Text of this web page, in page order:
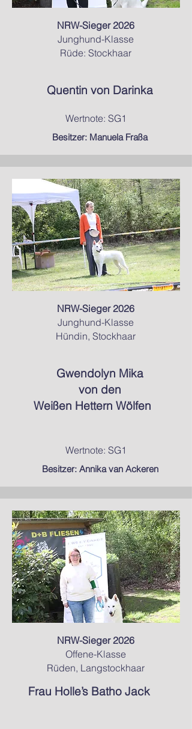
NRW-Sieger 2026
Junghund-Klasse
Rüde: Stockhaar
Quentin von Darinka
Wertnote: SG1
Besitzer: Manuela Fraßa
NRW-Sieger 2026
Junghund-Klasse
Hündin, Stockhaar
Gwendolyn Mika
von den
Weißen Hettern Wölfen
Wertnote: SG1
Besitzer: Annika van Ackeren
NRW-Sieger 2026
Offene-Klasse
Rüden, Langstockhaar
Frau Holle’s Batho Jack